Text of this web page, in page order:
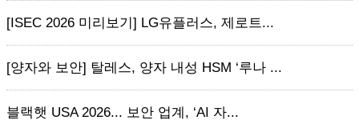
[ISEC 2026 미리보기] LG유플러스, 제로트...
[양자와 보안] 탈레스, 양자 내성 HSM ‘루나 ...
블랙햇 USA 2026... 보안 업계, ‘AI 자...